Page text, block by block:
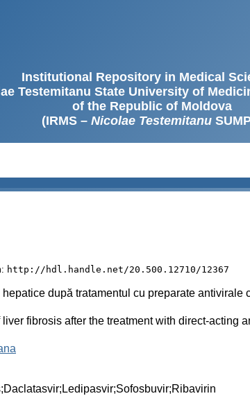
Institutional Repository in Medical
Testemitanu State University of
of the Republic of Moldova
(IRMS – Nicolae Testemitanu
http://hdl.handle.net/20.500.12710/12367
după tratamentul cu preparate
fibrosis after the treatment with direct-acting